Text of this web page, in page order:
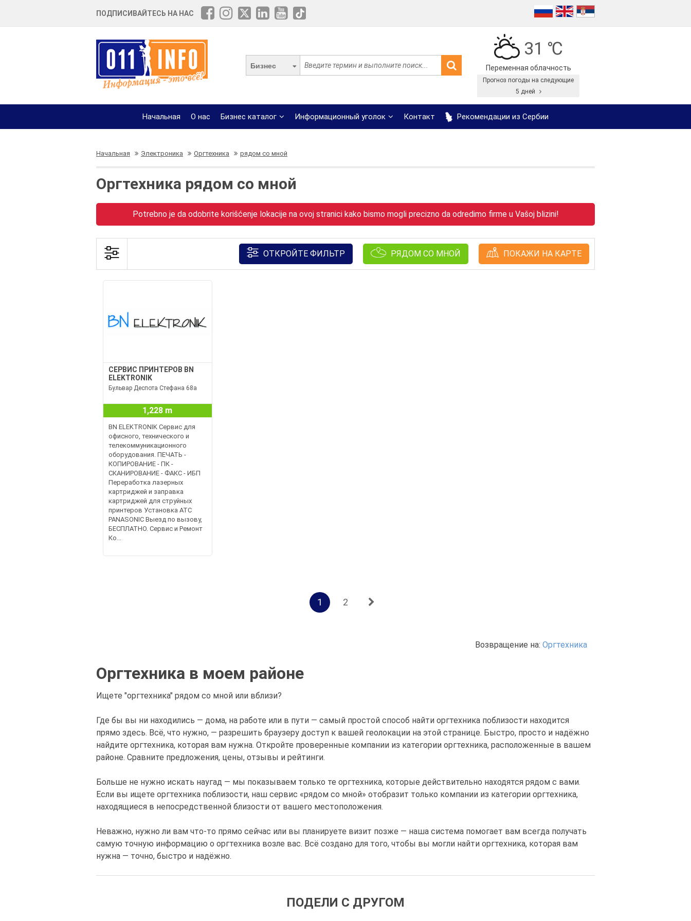
ПОДПИСИВАЙТЕСЬ НА НАС
Бизнес
31 ℃
Переменная облачность
Прогноз погоды на следующие
5 дней
Начальная О нас Бизнес каталог Информационный уголок Контакт Рекомендации из Сербии
Начальная Электроника Оргтехника рядом со мной
Оргтехника рядом со мной
Potrebno je da odobrite korišćenje lokacije na ovoj stranici kako bismo mogli precizno da odredimo firme u Vašoj blizini!
ОТКРОЙТЕ ФИЛЬТР РЯДОМ СО МНОЙ ПОКАЖИ НА КАРТЕ
СЕРВИС ПРИНТЕРОВ BN
ELEKTRONIK
Бульвар Деспота Стефана 68а
1,228 m
BN ELEKTRONIK Сервис для
офисного, технического и
телекоммуникационного
оборудования. ПЕЧАТЬ -
КОПИРОВАНИЕ - ПК -
СКАНИРОВАНИЕ - ФАКС - ИБП
Переработка лазерных
картриджей и заправка
картриджей для струйных
принтеров Установка АТС
PANASONIC Выезд по вызову,
БЕСПЛАТНО. Сервис и Ремонт
Ко...
1 2
Возвращение на: Оргтехника
Оргтехника в моем районе
Ищете "оргтехника" рядом со мной или вблизи?
Где бы вы ни находились — дома, на работе или в пути — самый простой способ найти оргтехника поблизости находится
прямо здесь. Всё, что нужно, — разрешить браузеру доступ к вашей геолокации на этой странице. Быстро, просто и надёжно
найдите оргтехника, которая вам нужна. Откройте проверенные компании из категории оргтехника, расположенные в вашем
районе. Сравните предложения, цены, отзывы и рейтинги.
Больше не нужно искать наугад — мы показываем только те оргтехника, которые действительно находятся рядом с вами.
Если вы ищете оргтехника поблизости, наш сервис «рядом со мной» отобразит только компании из категории оргтехника,
находящиеся в непосредственной близости от вашего местоположения.
Неважно, нужно ли вам что-то прямо сейчас или вы планируете визит позже — наша система помогает вам всегда получать
самую точную информацию о оргтехника возле вас. Всё создано для того, чтобы вы могли найти оргтехника, которая вам
нужна — точно, быстро и надёжно.
ПОДЕЛИ С ДРУГОМ